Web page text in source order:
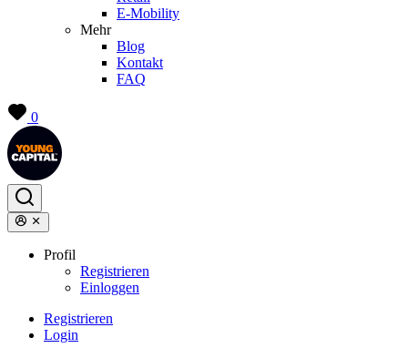
E-Mobility
Mehr
Blog
Kontakt
FAQ
0
Profil
Registrieren
Einloggen
Registrieren
Login